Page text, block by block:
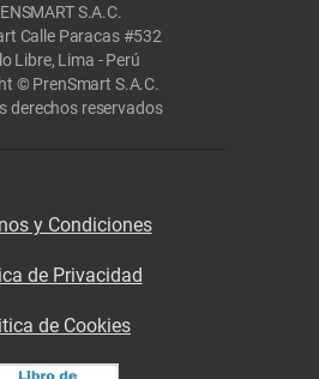
S.A.C.
Calle Paracas #532
Libre, Lima - Perú
© PrenSmart S.A.C.
derechos reservados
y Condiciones
de Privacidad
de Cookies